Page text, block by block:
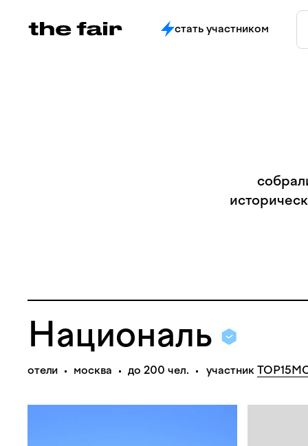
стать участником
Националь
отели москва до 200 чел. участник